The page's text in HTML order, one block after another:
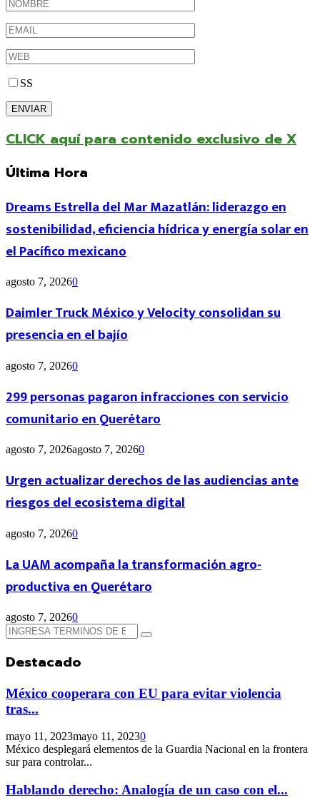
SS
CLICK aquí para contenido exclusivo de X
Última Hora
Dreams Estrella del Mar Mazatlán: liderazgo en
sostenibilidad, eficiencia hídrica y energía solar en
el Pacífico mexicano
agosto 7, 20260
Daimler Truck México y Velocity consolidan su
presencia en el bajío
agosto 7, 20260
299 personas pagaron infracciones con servicio
comunitario en Querétaro
agosto 7, 2026agosto 7, 20260
Urgen actualizar derechos de las audiencias ante
riesgos del ecosistema digital
agosto 7, 20260
La UAM acompaña la transformación agro-
productiva en Querétaro
agosto 7, 20260
Búsqueda
de:
Búsqueda
Destacado
México cooperara con EU para evitar violencia
tras...
mayo 11, 2023mayo 11, 20230
México desplegará elementos de la Guardia Nacional en la frontera
sur para controlar...
Hablando derecho: Analogía de un caso con el...